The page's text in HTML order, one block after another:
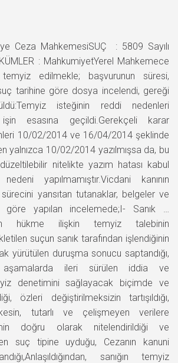
Ceza MahkemesiSUÇ : 5809 Sayılı
: MahkumiyetYerel Mahkemece
edilmekle; başvurunun süresi,
tarihine göre dosya incelendi, gereği
isteğinin reddi nedenleri
işin esasına geçildi.Gerekçeli karar
10/02/2014 ve 16/04/2014 şeklinde
yalnızca 10/02/2014 yazılmışsa da, bu
nitelikte yazım hatası kabul
yapılmamıştır.Vicdani kanının
yansıtan tutanaklar, belgeler ve
yapılan incelemede;I- Sanık …
hükme ilişkin temyiz talebinin
suçun sanık tarafından işlendiğinin
yürütülen duruşma sonucu saptandığı,
aşamalarda ileri sürülen iddia ve
denetimini sağlayacak biçimde ve
özleri değiştirilmeksizin tartışıldığı,
tutarlı ve çelişmeyen verilere
doğru olarak nitelendirildiği ve
suç tipine uyduğu, Cezanın kanuni
sanığın temyiz